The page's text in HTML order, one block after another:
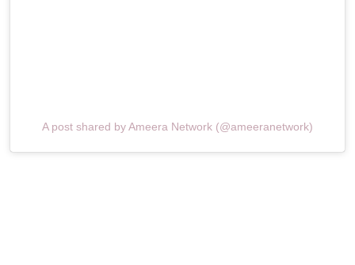
A post shared by Ameera Network (@ameeranetwork)